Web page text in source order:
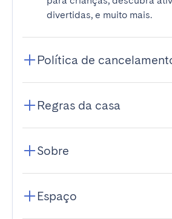
divertidas, e muito mais.
Política de
Regras da casa
Sobre
Espaço